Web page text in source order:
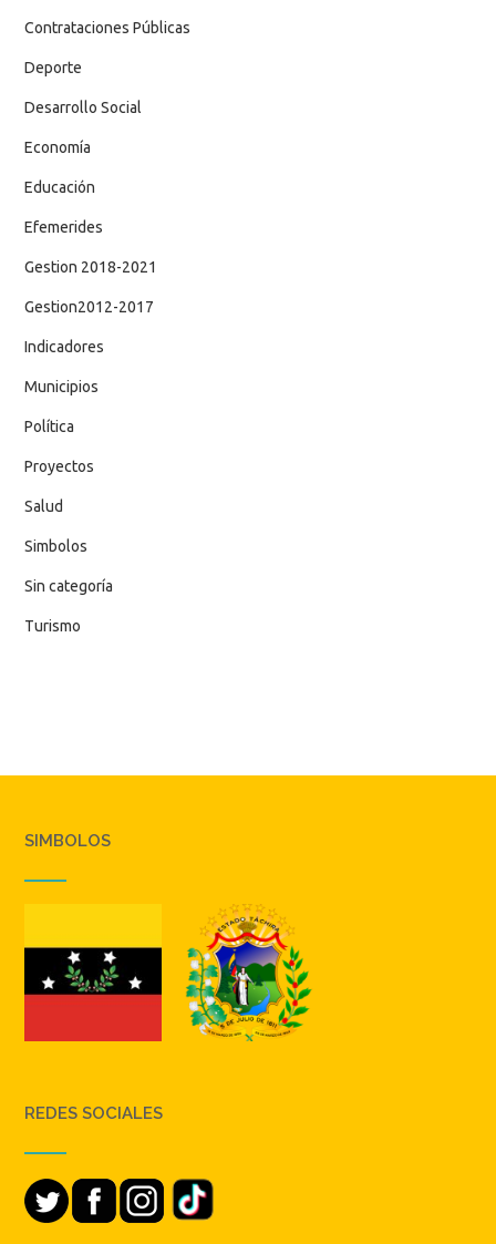
Contrataciones Públicas
Deporte
Desarrollo Social
Economía
Educación
Efemerides
Gestion 2018-2021
Gestion2012-2017
Indicadores
Municipios
Política
Proyectos
Salud
Simbolos
Sin categoría
Turismo
SIMBOLOS
REDES SOCIALES